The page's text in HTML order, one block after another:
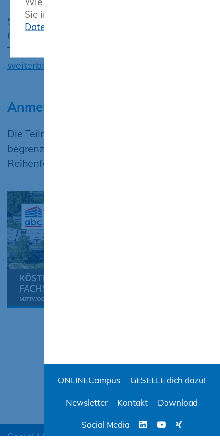
Sie in unserer Erklärung zum
Datenschutz
Stefan Köppe
Gesamtprokura | Leitung Bildung
Telefon 0381 80945-12
weiterbildung@abc-bau.de
Anmeldung:
Die Teilnehmerzahl ist auf maximal 40
begrenzt. Die Anmeldungen werden in der
Reihenfolge des Eingangs bearbeitet.
Social Media
ONLINECampus GESELLE dich dazu!
Newsletter Kontakt Download
Social Media